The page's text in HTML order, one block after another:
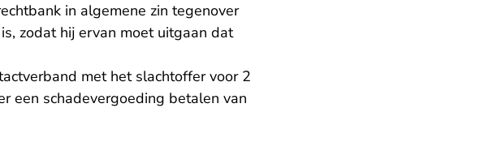
in algemene zin tegenover
zodat hij ervan moet uitgaan dat
met het slachtoffer voor 2
een schadevergoeding betalen van